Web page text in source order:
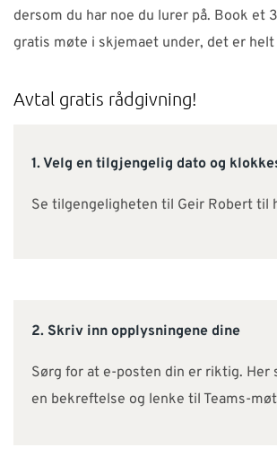
INNSIKT
SUPPORT
WEBSHOP
Kontakt
Norge NTI Group Brasil Danmark
dersom du har noe du lurer på. Book et
gratis møte i skjemaet under, det er
Avtal gratis rådgivning!
1. Velg en tilgjengelig dato og
Se tilgengeligheten til Geir Robert til
2. Skriv inn opplysningene dine
Sørg for at e-posten din er riktig. Her
en bekreftelse og lenke til Teams-